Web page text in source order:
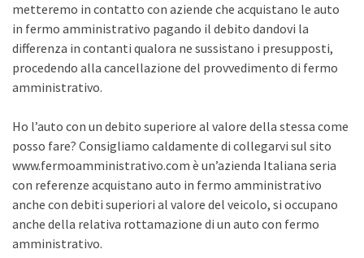
metteremo in contatto con aziende che acquistano le auto
in fermo amministrativo pagando il debito dandovi la
differenza in contanti qualora ne sussistano i presupposti,
procedendo alla cancellazione del provvedimento di fermo
amministrativo.
Ho l’auto con un debito superiore al valore della stessa come
posso fare? Consigliamo caldamente di collegarvi sul sito
www.fermoamministrativo.com è un’azienda Italiana seria
con referenze acquistano auto in fermo amministrativo
anche con debiti superiori al valore del veicolo, si occupano
anche della relativa rottamazione di un auto con fermo
amministrativo.